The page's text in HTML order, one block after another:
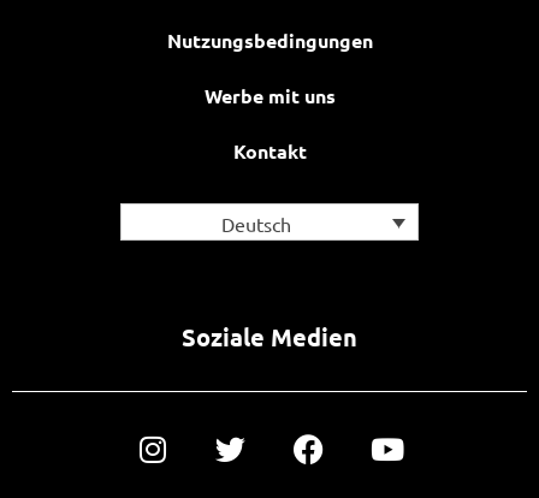
Nutzungsbedingungen
Werbe mit uns
Kontakt
Deutsch
Soziale Medien